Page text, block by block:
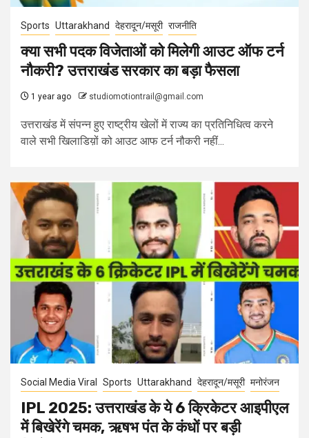
Sports Uttarakhand देहरादून/मसूरी राजनीति
क्या सभी पदक विजेताओं को मिलेगी आउट ऑफ टर्न
नौकरी? उत्तराखंड सरकार का बड़ा फैसला
1 year ago studiomotiontrail@gmail.com
उत्तराखंड में संपन्न हुए राष्ट्रीय खेलों में राज्य का प्रतिनिधित्व करने
वाले सभी खिलाडिय़ों को आउट आफ टर्न नौकरी नहीं...
Social Media Viral Sports Uttarakhand देहरादून/मसूरी मनोरंजन
IPL 2025: उत्तराखंड के ये 6 क्रिकेटर आइपीएल
में बिखेरेंगे चमक, ऋषभ पंत के कंधों पर बड़ी